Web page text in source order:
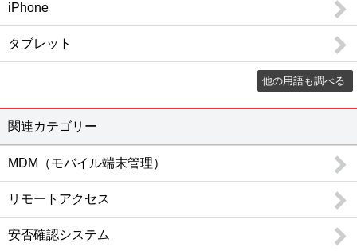
顧客管理
CRM / 名刺管理 / 与信管理 / コールセンターシステム / 電子カルテ / 会員管理・ポイント管理 / VOC（顧客の声） / キャンペーンマネジメント / 電子カルテ 大病院 / 電子カルテ 中小病院 / 電子カルテ 有床クリニック / 電子カルテ 無床クリニック / 電子カルテ 在宅 / IVR / カスタマーサクセスツール / 日程調整ツール / 店舗アプリ作成ツール / ホテル・宿泊施設向けシステム（PMS） / ボイスボット / 介護ソフト / LINE予約 / 民泊運営支援サービス
メール・FAX・SMS
メール配信システム / メールセキュリティ / スパム対策 / メールアーカイブ / FAX配信 / メール共有 / メール誤送信対策 / メール暗号化 / クラウドメール / SMS送信サービス / メールリレーサービス / CPaaS
データ蓄積・分析
WEB
通信インフラ
ハードウェアインフラ
iPhone
タブレット
他の用語も調べる
関連カテゴリー
MDM（モバイル端末管理）
リモートアクセス
安否確認システム